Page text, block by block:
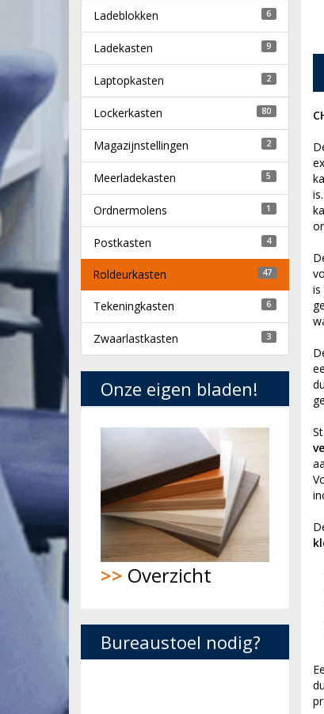
is
Ladeblokken 6
Ladekasten 9
Laptopkasten 2
Lockerkasten 80
Magazijnstellingen 2
Meerladekasten 5
Ordnermolens 1
Postkasten 4
Roldeurkasten 47
Tekeningkasten 6
Zwaarlastkasten 3
Onze eigen bladen!
>> Overzicht
Bureaustoel nodig?